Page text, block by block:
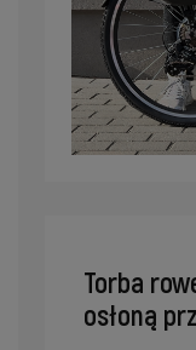
Torba
osłoną